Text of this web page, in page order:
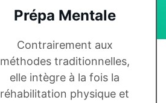
Prépa Mentale
Contrairement aux
méthodes traditionnelles,
elle intègre à la fois la
réhabilitation physique et